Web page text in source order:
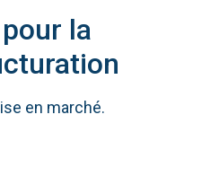
la
en marché.